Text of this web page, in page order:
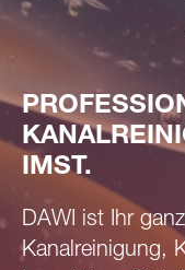
IMST.
DAWI ist Ihr
Kanalreinigung,